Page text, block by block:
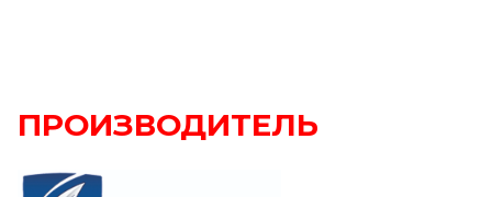
ПРОИЗВОДИТЕЛЬ